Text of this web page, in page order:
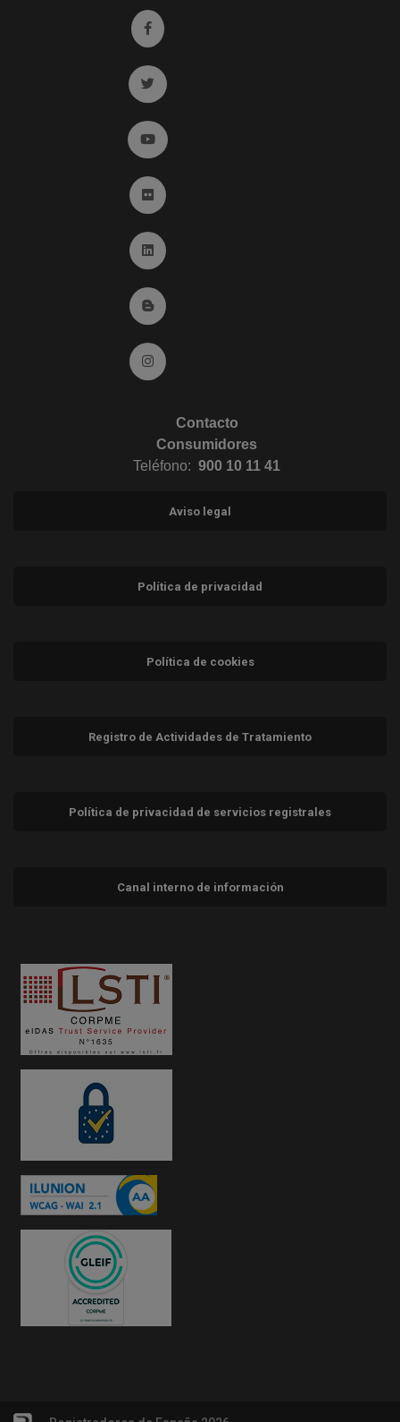
Ir a facebook (abre en ventana nueva)
Ir a twitter (abre en ventana nueva)
Ir a YouTube (abre en ventana nueva)
Ir a Flickr (abre en ventana nueva)
Ir a Linkedin (abre en ventana nueva)
Ir al Blog (abre en ventana nueva)
Ir a Instagram (abre en ventana nueva)
Contacto
Consumidores
Teléfono: 900 10 11 41
Aviso legal
Política de privacidad
Política de cookies
Registro de Actividades de Tratamiento
Política de privacidad de servicios registrales
Canal interno de información